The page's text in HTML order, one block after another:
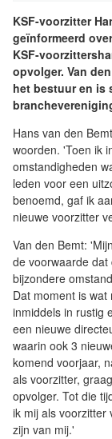
KSF-voorzitter
geïnformeerd
KSF-
opvolger. Van
het bestuur en is
Hans van den
woorden. 'Toen ik
omstandigheden
leden voor een
benoemd, gaf ik
nieuwe voorzitter
Van den Bemt:
de voorwaarde
bijzondere
Dat moment is
inmiddels in rustig
een nieuwe
waarin ook 3
komend voorjaar,
als voorzitter,
opvolger. Tot die
ik mij als voorzitter
zijn van mij.'